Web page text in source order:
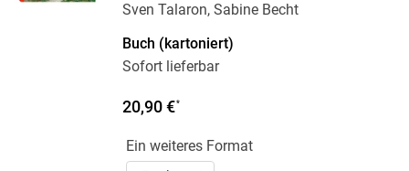
Sven Talaron, Sabine Becht
Buch (kartoniert)
Sofort lieferbar
20,90 €*
Ein weiteres Format